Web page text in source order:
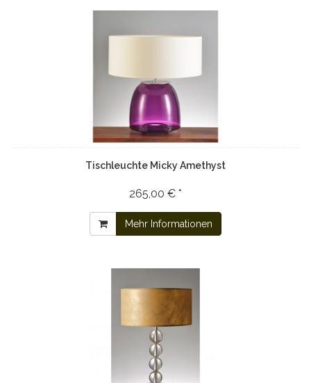
Tischleuchte Micky Amethyst
265,00 € *
Mehr Informationen